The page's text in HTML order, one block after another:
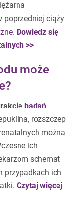
poprzedniej ciąży
. Dowiedz się
>>
może
badań
rozszczep
można
ich
schemat
przypadkach ich
Czytaj więcej